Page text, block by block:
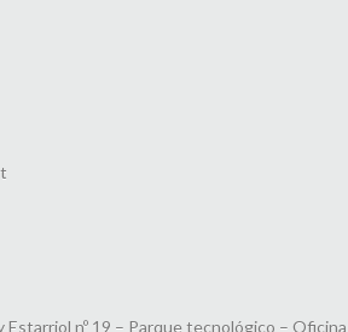
Estarriol nº 19 – Parque tecnológico – Oficina